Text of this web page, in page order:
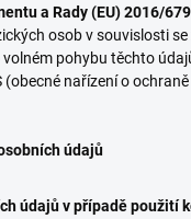
a Rady (EU) 2016/
osob v souvislosti
pohybu těchto
nařízení o
údajů
údajů v případě použití